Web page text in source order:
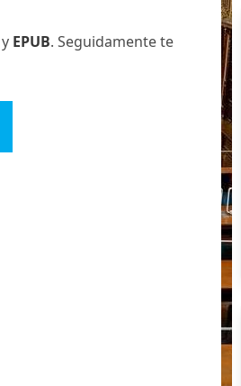
y EPUB. Seguidamente te